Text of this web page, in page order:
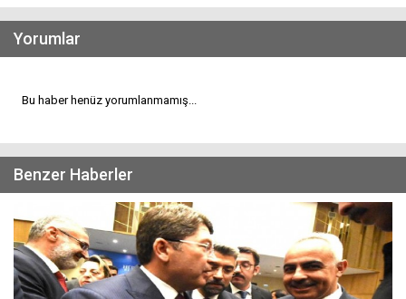
Yorumlar
Bu haber henüz yorumlanmamış...
Benzer Haberler